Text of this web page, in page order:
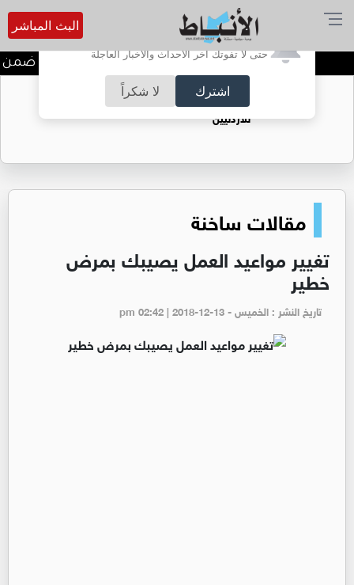
أترغب في تفعيل الإشعارات؟
حتى لا تفوتك آخر الأحداث والأخبار العاجلة
اشترك لا شكراً
البث المباشر
ندوة تعاين التراث الأردني
حقل الريشة حين يتحول الغاز إلى فرص عمل
للأردنيين
مقالات ساخنة
تغيير مواعيد العمل يصيبك بمرض
خطير
تاريخ النشر : الخميس - pm 02:42 | 2018-12-13